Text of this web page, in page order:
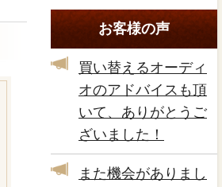
お客様の声
買い替えるオーディ
オのアドバイスも頂
いて、ありがとうご
ざいました！
また機会がありまし